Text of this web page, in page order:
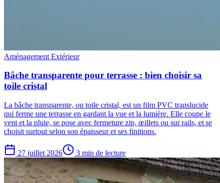
Aménagement Extérieur
Bâche transparente pour terrasse : bien choisir sa
toile cristal
La bâche transparente, ou toile cristal, est un film PVC translucide
qui ferme une terrasse en gardant la vue et la lumière. Elle coupe le
vent et la pluie, se pose avec fermeture zip, œillets ou sur rails, et se
choisit surtout selon son épaisseur et ses finitions.
27 juillet 2026 3 min de lecture